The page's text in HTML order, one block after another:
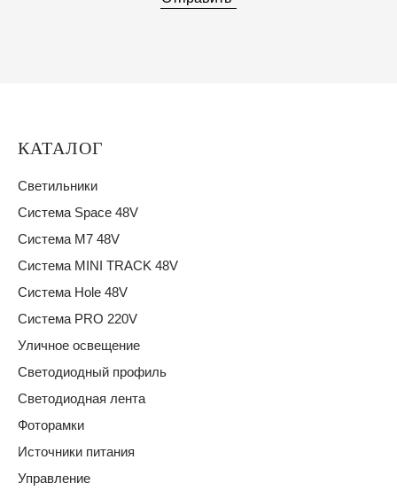
КАТАЛОГ
Светильники
Система Space 48V
Система M7 48V
Система MINI TRACK 48V
Система Hole 48V
Система PRO 220V
Уличное освещение
Светодиодный профиль
Светодиодная лента
Фоторамки
Источники питания
Управление